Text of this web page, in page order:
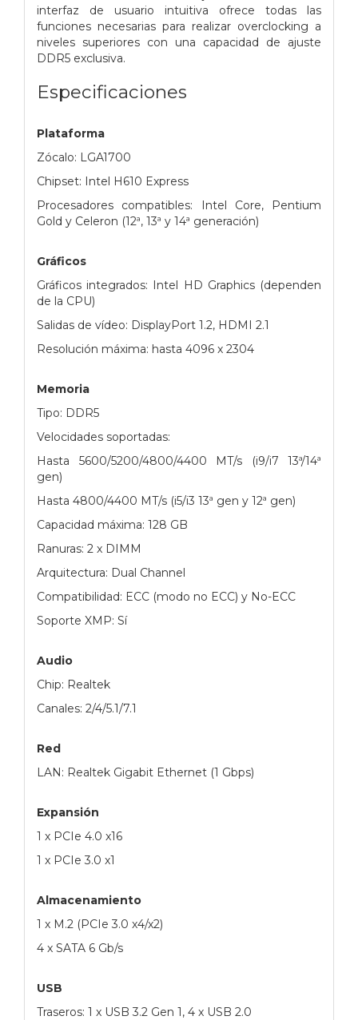
interfaz de usuario intuitiva ofrece todas las
funciones necesarias para realizar overclocking a
niveles superiores con una capacidad de ajuste
DDR5 exclusiva.
Especificaciones
Plataforma
Zócalo: LGA1700
Chipset: Intel H610 Express
Procesadores compatibles: Intel Core, Pentium
Gold y Celeron (12ª, 13ª y 14ª generación)
Gráficos
Gráficos integrados: Intel HD Graphics (dependen
de la CPU)
Salidas de vídeo: DisplayPort 1.2, HDMI 2.1
Resolución máxima: hasta 4096 x 2304
Memoria
Tipo: DDR5
Velocidades soportadas:
Hasta 5600/5200/4800/4400 MT/s (i9/i7 13ª/14ª
gen)
Hasta 4800/4400 MT/s (i5/i3 13ª gen y 12ª gen)
Capacidad máxima: 128 GB
Ranuras: 2 x DIMM
Arquitectura: Dual Channel
Compatibilidad: ECC (modo no ECC) y No-ECC
Soporte XMP: Sí
Audio
Chip: Realtek
Canales: 2/4/5.1/7.1
Red
LAN: Realtek Gigabit Ethernet (1 Gbps)
Expansión
1 x PCIe 4.0 x16
1 x PCIe 3.0 x1
Almacenamiento
1 x M.2 (PCIe 3.0 x4/x2)
4 x SATA 6 Gb/s
USB
Traseros: 1 x USB 3.2 Gen 1, 4 x USB 2.0